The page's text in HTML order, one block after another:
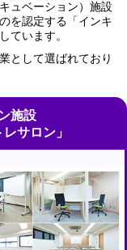
ュベーション）施設
を認定する「インキ
ています。
として選ばれており
施設
サロン」